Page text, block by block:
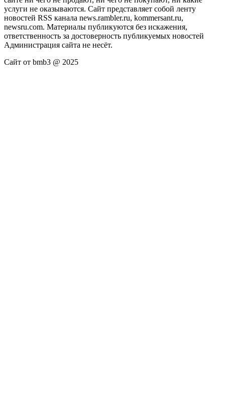
услуги не оказываются. Сайт представляет собой ленту
новостей RSS канала news.rambler.ru, kommersant.ru,
newsru.com. Материалы публикуются без искажения,
ответственность за достоверность публикуемых новостей
Администрация сайта не несёт.
Сайт от bmb3 @ 2025